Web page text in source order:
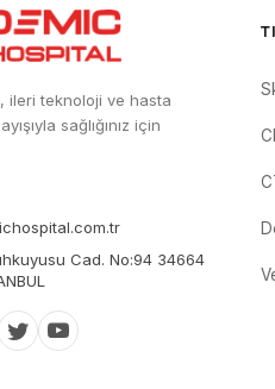
ileri teknoloji ve hasta
sağlığınız için
Cad. No:94 34664